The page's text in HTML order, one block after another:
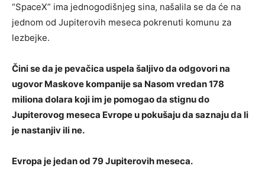
“SpaceX” ima jednogodišnjeg sina, našalila se da će na
jednom od Jupiterovih meseca pokrenuti komunu za
lezbejke.
Čini se da je pevačica uspela šaljivo da odgovori na
ugovor Maskove kompanije sa Nasom vredan 178
miliona dolara koji im je pomogao da stignu do
Jupiterovog meseca Evrope u pokušaju da saznaju da li
je nastanjiv ili ne.
Evropa je jedan od 79 Jupiterovih meseca.